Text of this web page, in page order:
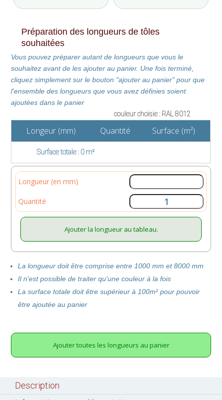
Préparation des longueurs de tôles
souhaitées
Vous pouvez préparer autant de longueurs que vous le
souhaitez avant de les ajouter au panier. Une fois terminé,
cliquez simplement sur le bouton "ajouter au panier" pour que
l'ensemble des longueurs que vous avez définies soient
ajoutées dans le panier
couleur choisie : RAL 8012
Longeur (mm) Quantité Surface (m²)
Surface totale : 0 m²
Longueur (en mm)
Quantité
Ajouter la longueur au tableau.
La longueur doit être comprise entre 1000 mm et 8000 mm
Il n'est possible de traiter qu'une couleur à la fois
La surface totale doit être supérieur à 100m² pour pouvoir
être ajoutée au panier
Ajouter toutes les longueurs au panier
Description